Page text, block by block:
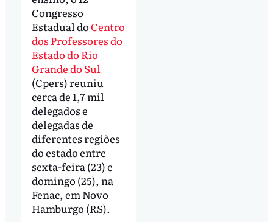
Congresso
Estadual doCentro
dos Professores do
Estado do Rio
Grande do Sul
(Cpers) reuniu
cerca de 1,7 mil
delegados e
delegadas de
diferentes regiões
do estado entre
sexta-feira (23) e
domingo (25), na
Fenac, em Novo
Hamburgo (RS).